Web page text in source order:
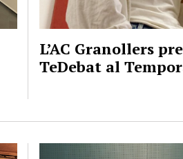
L’AC Granollers
TeDebat al